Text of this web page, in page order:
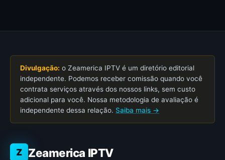
Divulgação: o Zeamerica IPTV é um diretório editorial
independente. Podemos receber comissão quando você
contrata serviços através dos nossos links, sem custo
adicional para você. Nossa metodologia de avaliação é
independente dessa relação. Saiba mais →
Z Zeamerica IPTV